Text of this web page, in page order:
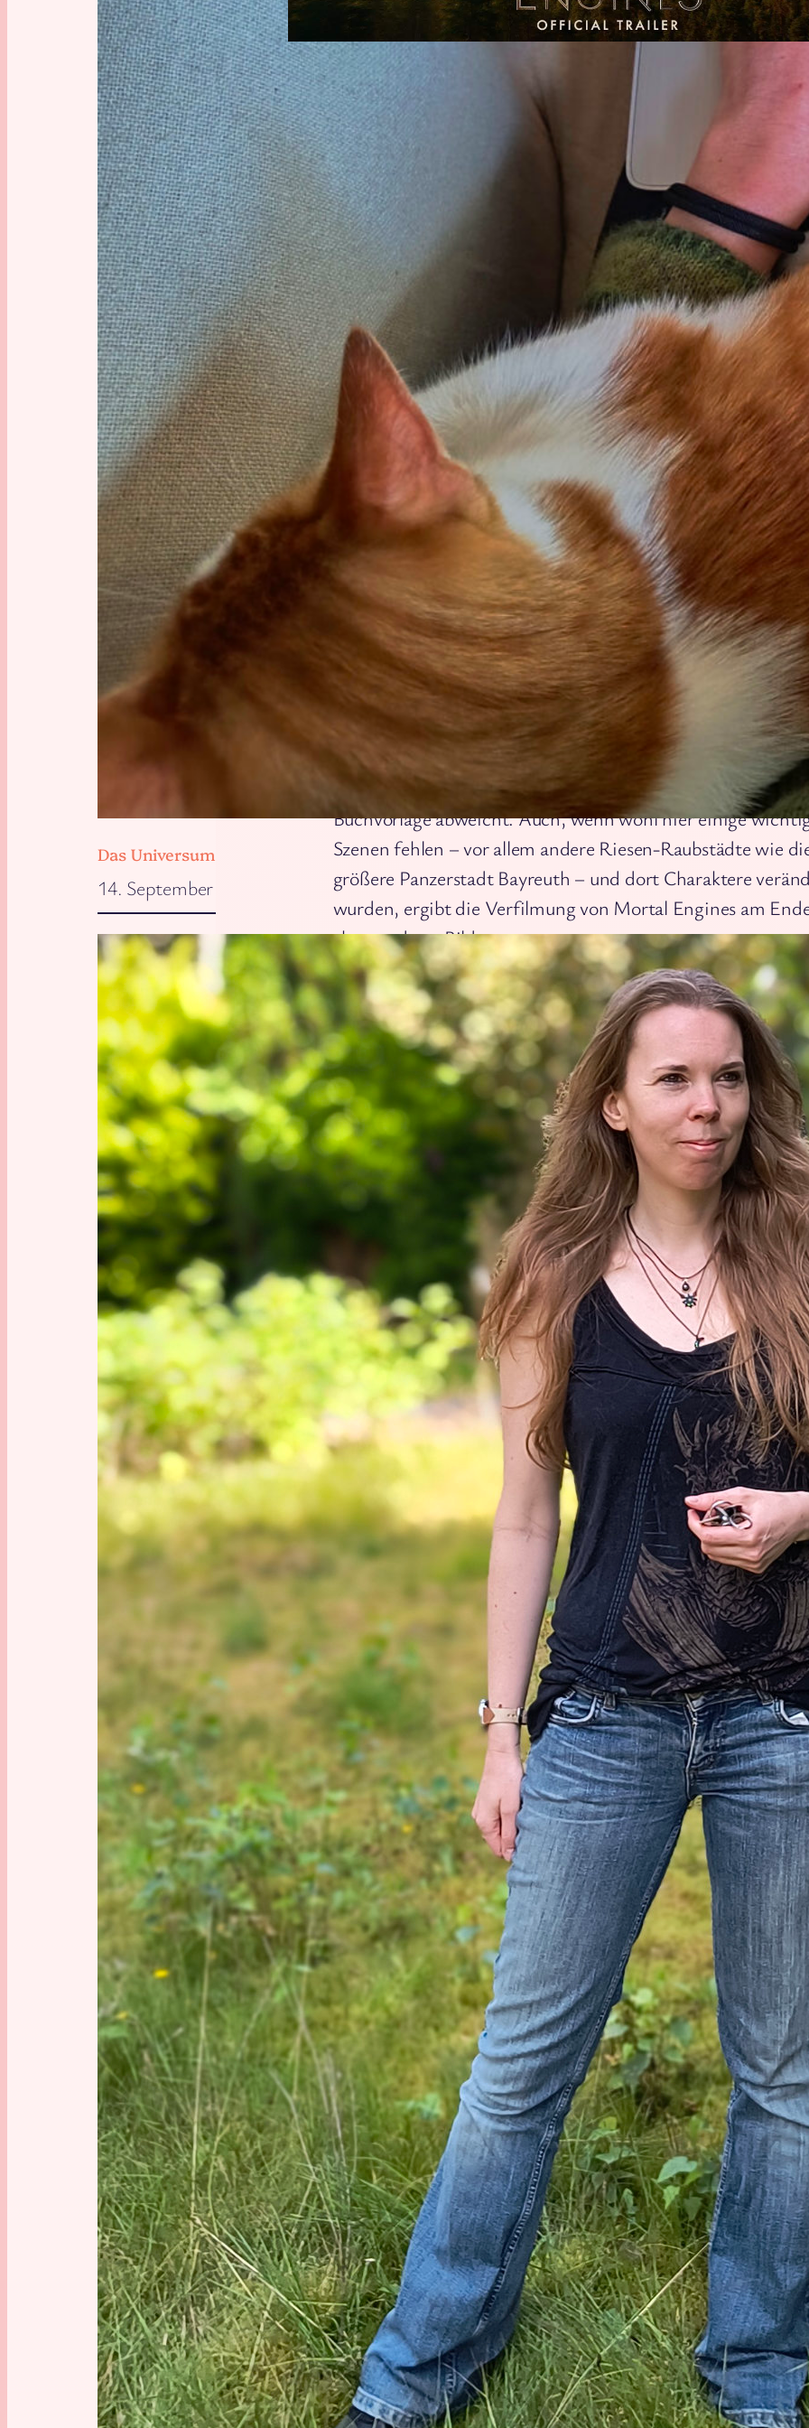
Das Universum will, dass wir zu Hause bleiben
14. September 2025
Endlich mal was anderes im Kino!
Mortal Engines – Krieg
Städteerfreut Freunde von Steam Punk-Settings mit
riesigen Städten auf Rädern, die in einer
Jagd auf kleinere Städte machen. Atemberaubende
Kamerafahrten sind dabei garantiert. Dafür schwächelt die
Trotzdem – wer jetzt um die Jahreswende Lust auf einen
der dich in eine andere Welt versetzt, der sollte Mortal
trotz des etwas marterialistischen Namens – in Erwägung
Mortal Engines basiert auf der gleichnamigen
Philip Reevesaus den frühen 2000er Jahren. Mittlerweile
mich ein bisschen durch das
Mortal Engines-Wiki
gelesen
festgestellt, dass die Story des Films wie gewohnt etwas
Buchvorlage abweicht. Auch, wenn wohl hier einige
Szenen fehlen – vor allem andere Riesen-Raubstädte wie
größere Panzerstadt Bayreuth – und dort Charaktere
wurden, ergibt die Verfilmung von Mortal Engines am
abgerundetes Bild.
Eine postapokalyptische Welt mit
Raubstädten
Es ist rund 1000 Jahre her, seit sich zu Beginn des 21.
die Zivilisation mit schrecklichen Quantenwaffen selbst
Nach dem60-Minuten-Krieglag die gesamte Welt in
Asche – zusammen mit ihren technischen
Überlebenden sammelten sich in Städten und kehrten zu
Dampfmaschinen zurück. Da die Ressourcen immer
wurden, wurden die Städte mobilisiert. Als riesige
Ketten, genanntTraktionsstädte, fahren sie durch die
und verleiben sich kleinere Städte und Handelsposten ein,
schnell genug aus dem Weg kommen.
Eine der größten Raubstädte istLondon, das vor sechs
über eine neue Landbrücke auf das europäische Festland
nun hier Jagd macht. Das Bild des fahrenden Londons mit
Pauls Cathedral an der Spitze und der rostigen
Flagge an der Front, flankiert von zwei sitzenden Löwen,
einprägsam :D
Doch auch auf dem Festland gibt es immer weniger Beute.
Beginn sehen wir, wie eine kleine bayerische Salzschürfer-
versucht, vor London zu fliehen. Sowas ist natürlich nur
auf dem heißen Stein für den riesigen Energiebedarf
Kleine bayerische Stadt auf der Flucht vor London (im
Hintergrund)
Thaddeus Valentine(gespielt von Hugo Weaving a.k.a.
Agent Smith) ist dasOberhaupt der Historikergildein
bekleidet darüber hinaus den Posten eines wichtigen